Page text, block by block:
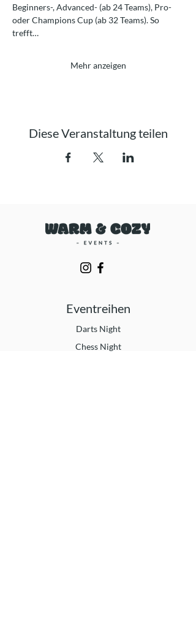
Beginners-, Advanced- (ab 24 Teams), Pro-
oder Champions Cup (ab 32 Teams). So
trefft…
Mehr anzeigen
Diese Veranstaltung teilen
Eventreihen
Darts Night
Chess Night